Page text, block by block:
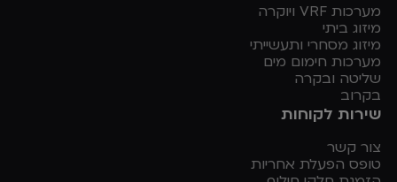
מערכות VRF ויוקרה
מיזוג ביתי
מיזוג מסחרי ותעשייתי
מערכות חימום מים
שליטה ובקרה
בקרוב
שירות לקוחות
צור קשר
טופס הפעלת אחריות